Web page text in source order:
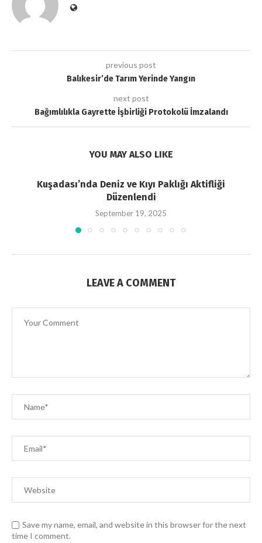
previous post
Balıkesir’de Tarım Yerinde Yangın
next post
Bağımlılıkla Gayrette İşbirliği Protokolü İmzalandı
YOU MAY ALSO LIKE
Kuşadası’nda Deniz ve Kıyı Paklığı Aktifliği
Düzenlendi
September 19, 2025
LEAVE A COMMENT
Save my name, email, and website in this browser for the next
time I comment.